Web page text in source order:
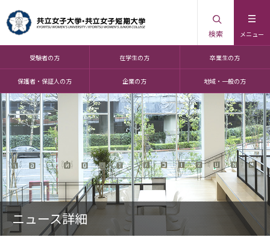
メニュー
検索
受験者の方 在学生の方 卒業生の方
保護者・保証人の方 企業の方 地域・一般の方
ニュース詳細